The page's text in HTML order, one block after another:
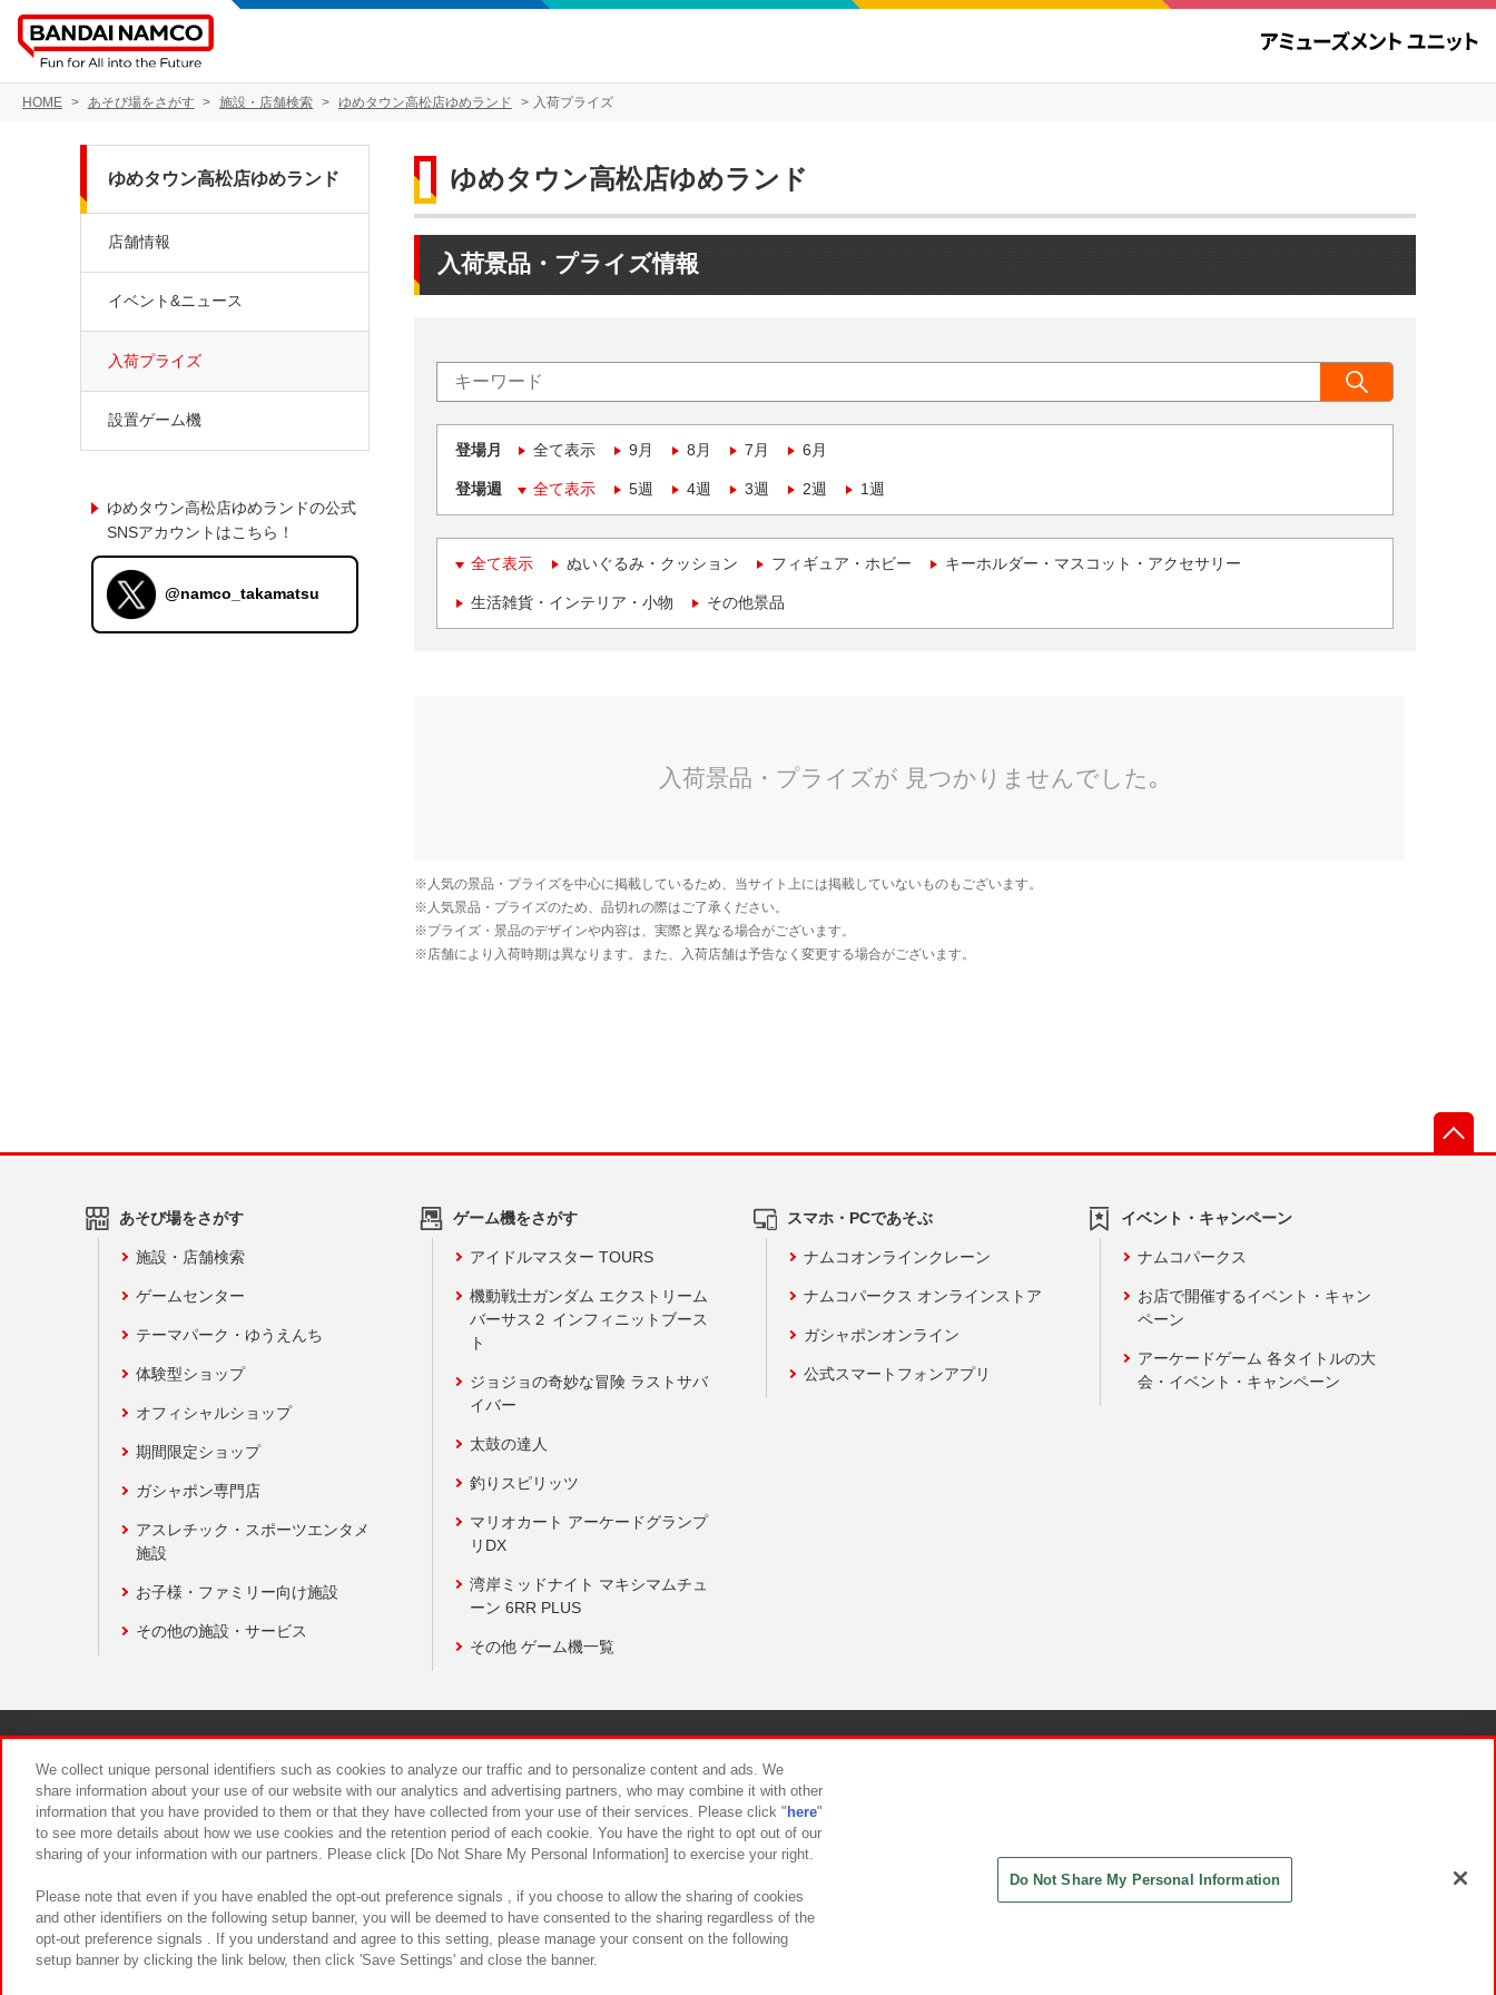
HOME あそび場をさがす 施設・店舗検索 ゆめタウン高松店ゆめランド 入荷プライズ
ゆめタウン高松店ゆめランド
入荷景品・プライズ情報
登場月 全て表示 9月 8月 7月 6月
登場週 全て表示 5週 4週 3週 2週 1週
全て表示 ぬいぐるみ・クッション フィギュア・ホビー キーホルダー・マスコット・アクセサリー
生活雑貨・インテリア・小物 その他景品
ゆめタウン高松店ゆめランド
店舗情報
イベント&ニュース
入荷プライズ
設置ゲーム機
ゆめタウン高松店ゆめランドの公式
SNSアカウントはこちら！
@namco_takamatsu
あそび場をさがす
施設・店舗検索
ゲームセンター
テーマパーク・ゆうえんち
体験型ショップ
オフィシャルショップ
期間限定ショップ
ガシャポン専門店
アスレチック・スポーツエンタメ
施設
お子様・ファミリー向け施設
その他の施設・サービス
ゲーム機をさがす
アイドルマスター TOURS
機動戦士ガンダム エクストリーム
バーサス２ インフィニットブース
ト
ジョジョの奇妙な冒険 ラストサバ
イバー
太鼓の達人
釣りスピリッツ
マリオカート アーケードグランプ
リDX
湾岸ミッドナイト マキシマムチュ
ーン 6RR PLUS
その他 ゲーム機一覧
スマホ・PCであそぶ
ナムコオンラインクレーン
ナムコパークス オンラインストア
ガシャポンオンライン
公式スマートフォンアプリ
イベント・キャンペーン
ナムコパークス
お店で開催するイベント・キャン
ペーン
アーケードゲーム 各タイトルの大
会・イベント・キャンペーン
食品のご提供について カスタマーハラスメント対応方針
We collect unique personal identifiers such as cookies to analyze our traffic and to personalize content and ads. We
share information about your use of our website with our analytics and advertising partners, who may combine it with other
information that you have provided to them or that they have collected from your use of their services. Please click " here"
to see more details about how we use cookies and the retention period of each cookie. You have the right to opt out of our
sharing of your information with our partners. Please click [Do Not Share My Personal Information] to exercise your right.
Please note that even if you have enabled the opt-out preference signals , if you choose to allow the sharing of cookies
and other identifiers on the following setup banner, you will be deemed to have consented to the sharing regardless of the
opt-out preference signals . If you understand and agree to this setting, please manage your consent on the following
setup banner by clicking the link below, then click 'Save Settings' and close the banner.
Do Not Share My Personal Information